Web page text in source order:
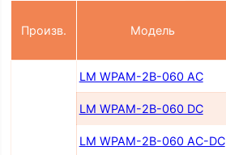
Произв. Модель
LM WPAM-2B-060 AC
LM WPAM-2B-060 DC
LM WPAM-2B-060 AC-DC